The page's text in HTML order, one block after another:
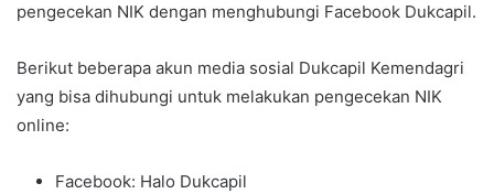
pengecekan NIK dengan menghubungi Facebook Dukcapil.
Berikut beberapa akun media sosial Dukcapil Kemendagri
yang bisa dihubungi untuk melakukan pengecekan NIK
online:
Facebook: Halo Dukcapil